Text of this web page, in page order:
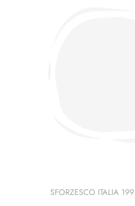
SFORZESCO ITALIA